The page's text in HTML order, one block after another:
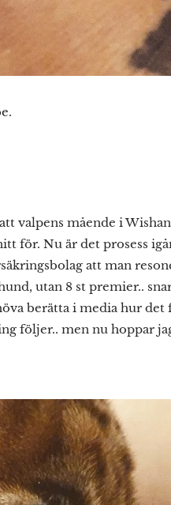
valpens mående i
för. Nu är det prosess
att man
utan 8 st premier..
berätta i media hur det
följer.. men nu hoppar